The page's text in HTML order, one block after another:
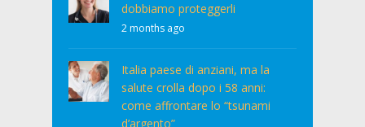
dobbiamo proteggerli
2 months ago
Italia paese di anziani, ma la
salute crolla dopo i 58 anni:
come affrontare lo “tsunami
d’argento”